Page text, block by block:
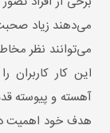
می‌دهند زیاد
می‌توانند نظر
این کار کاربران
آهسته و پیوسته
هدف خود اهمیت